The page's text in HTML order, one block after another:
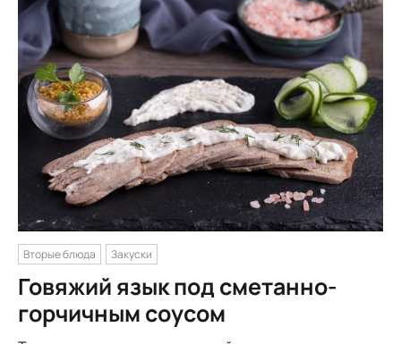
Вторые блюда Закуски
Говяжий язык под сметанно-
горчичным соусом